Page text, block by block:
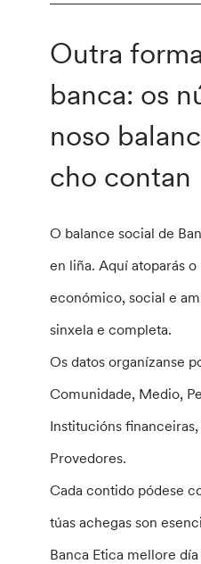
Outra
banca: os
noso
cho contan
O balance social de
en liña. Aquí atoparás
económico, social e
sinxela e completa.
Os datos organízanse
Comunidade, Medio,
Institucións financeiras,
Provedores.
Cada contido pódese
túas achegas son
Banca Etica mellore día